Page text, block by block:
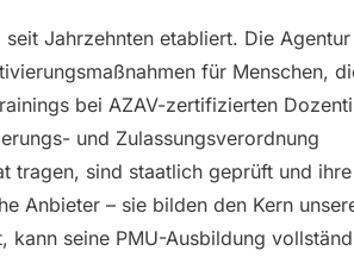
Jahrzehnten etabliert. Die
für Menschen,
bei AZAV-zertifizierten
und Zulassungsverordnung
tragen, sind staatlich geprüft und ihre
Anbieter – sie bilden den Kern
kann seine PMU-Ausbildung